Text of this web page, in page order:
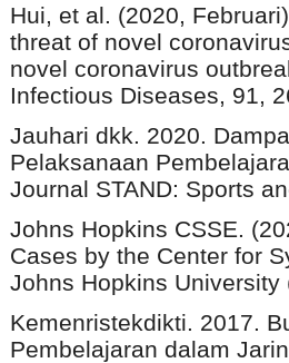
Hui, et al. (2020,
threat of novel
novel coronavirus
Infectious Diseases, 91,
Jauhari dkk. 2020.
Pelaksanaan
Journal STAND: Sports
Johns Hopkins CSSE.
Cases by the Center for
Johns Hopkins University
Kemenristekdikti. 2017.
Pembelajaran dalam